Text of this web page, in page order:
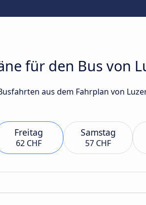
für den Bus von
aus dem Fahrplan von
Freitag
62 CHF
Samstag
57 CHF